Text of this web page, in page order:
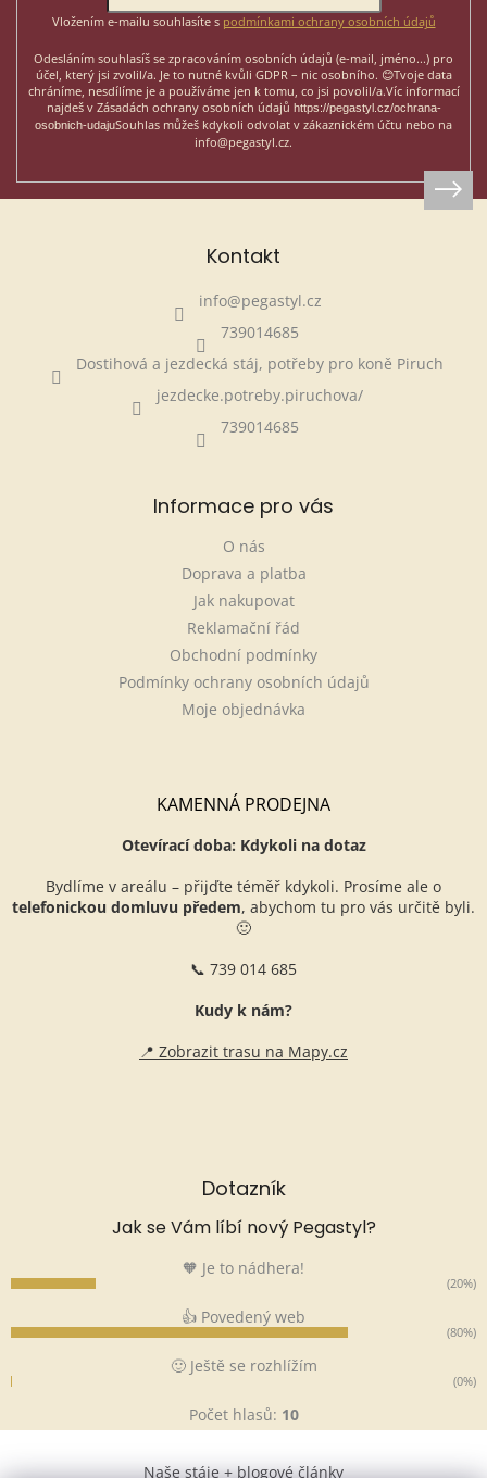
Vložením e-mailu souhlasíte s podmínkami ochrany osobních údajů
Odesláním souhlasíš se zpracováním osobních údajů (e-mail, jméno...) pro
účel, který jsi zvolil/a. Je to nutné kvůli GDPR – nic osobního. 😊Tvoje data
chráníme, nesdílíme je a používáme jen k tomu, co jsi povolil/a.Víc informací
najdeš v Zásadách ochrany osobních údajů https://pegastyl.cz/ochrana-
osobnich-udajuSouhlas můžeš kdykoli odvolat v zákaznickém účtu nebo na
info@pegastyl.cz.
Kontakt
info@pegastyl.cz
739014685
Dostihová a jezdecká stáj, potřeby pro koně Piruch
jezdecke.potreby.piruchova/
739014685
Informace pro vás
O nás
Doprava a platba
Jak nakupovat
Reklamační řád
Obchodní podmínky
Podmínky ochrany osobních údajů
Moje objednávka
KAMENNÁ PRODEJNA
Otevírací doba: Kdykoli na dotaz
Bydlíme v areálu – přijďte téměř kdykoli. Prosíme ale o
telefonickou domluvu předem, abychom tu pro vás určitě byli.
🙂
📞 739 014 685
Kudy k nám?
📍 Zobrazit trasu na Mapy.cz
Dotazník
Jak se Vám líbí nový Pegastyl?
🧡 Je to nádhera!
(20%)
👍 Povedený web
(80%)
🙂 Ještě se rozhlížím
(0%)
Počet hlasů: 10
Naše stáje + blogové články